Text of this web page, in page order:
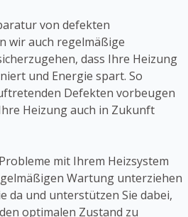
von defekten
wir auch regelmäßige
dass Ihre Heizung
und Energie spart. So
Defekten vorbeugen
Heizung auch in Zukunft
mit Ihrem Heizsystem
Wartung unterziehen
da und unterstützen Sie dabei,
optimalen Zustand zu